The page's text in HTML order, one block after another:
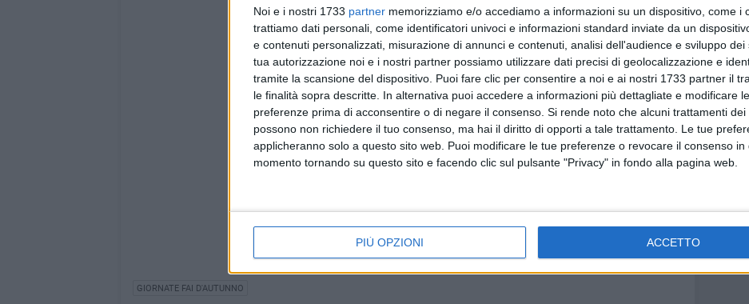
Noi e i nostri 1733 partner memorizziamo e/o accediamo a informazioni su un dispositivo, come i
trattiamo dati personali, come identificatori univoci e informazioni standard inviate da un
e contenuti personalizzati, misurazione di annunci e contenuti, analisi dell'audience e sviluppo dei
tua autorizzazione noi e i nostri partner possiamo utilizzare dati precisi di geolocalizzazione e
tramite la scansione del dispositivo. Puoi fare clic per consentire a noi e ai nostri 1733 partner il
le finalità sopra descritte. In alternativa puoi accedere a informazioni più dettagliate e modificare
preferenze prima di acconsentire o di negare il consenso. Si rende noto che alcuni trattamenti
possono non richiedere il tuo consenso, ma hai il diritto di opporti a tale trattamento. Le tue
applicheranno solo a questo sito web. Puoi modificare le tue preferenze o revocare il consenso in
momento tornando su questo sito e facendo clic sul pulsante "Privacy" in fondo alla pagina web.
PIÙ OPZIONI ACCETTO
GIORNATE FAI D'AUTUNNO